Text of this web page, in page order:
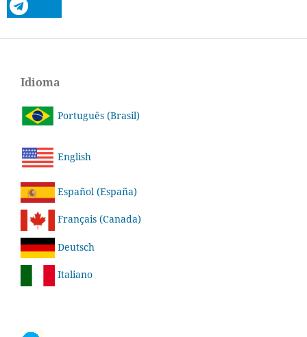
Idioma
Português (Brasil)
English
Español (España)
Français (Canada)
Deutsch
Italiano